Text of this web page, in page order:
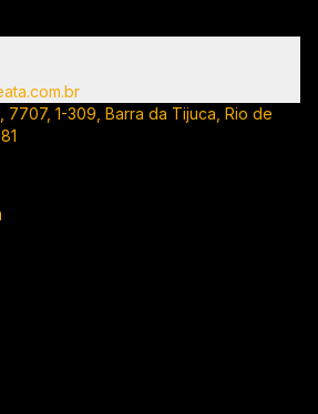
7707, 1-309, Barra da Tijuca, Rio de